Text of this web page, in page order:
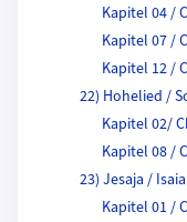
Kapitel 04 /
Kapitel 07 /
Kapitel 12 /
22) Hohelied /
Kapitel 02/
Kapitel 08 /
23) Jesaja /
Kapitel 01 /